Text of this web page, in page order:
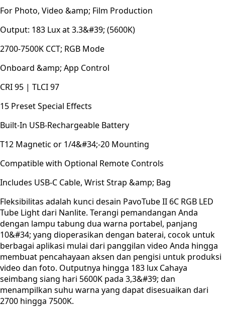
For Photo, Video &amp; Film Production
Output: 183 Lux at 3.3&#39; (5600K)
2700-7500K CCT; RGB Mode
Onboard &amp; App Control
CRI 95 | TLCI 97
15 Preset Special Effects
Built-In USB-Rechargeable Battery
T12 Magnetic or 1/4&#34;-20 Mounting
Compatible with Optional Remote Controls
Includes USB-C Cable, Wrist Strap &amp; Bag
Fleksibilitas adalah kunci desain PavoTube II 6C RGB LED
Tube Light dari Nanlite. Terangi pemandangan Anda
dengan lampu tabung dua warna portabel, panjang
10&#34; yang dioperasikan dengan baterai, cocok untuk
berbagai aplikasi mulai dari panggilan video Anda hingga
membuat pencahayaan aksen dan pengisi untuk produksi
video dan foto. Outputnya hingga 183 lux Cahaya
seimbang siang hari 5600K pada 3,3&#39; dan
menampilkan suhu warna yang dapat disesuaikan dari
2700 hingga 7500K.